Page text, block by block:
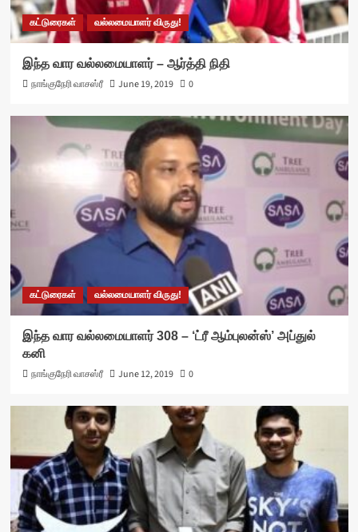
கட்டுரைகள் வல்லமையாளர் விருது!
இந்த வார வல்லமையாளர் – ஆர்த்தி நிதி
நாங்குநேரி வாசஸ்ரீ
June 19, 2019 0
கட்டுரைகள் வல்லமையாளர் விருது!
இந்த வார வல்லமையாளர் 308 – ‘ட்ரீ ஆம்புலன்ஸ்’ அப்துல்
கனி
நாங்குநேரி வாசஸ்ரீ
June 12, 2019 0